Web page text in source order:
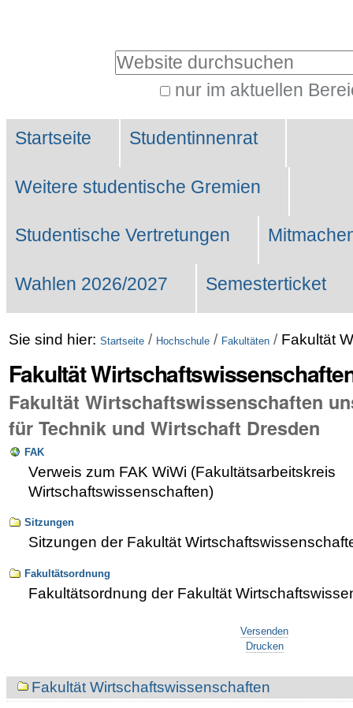
Website durchsuchen
nur im aktuellen
Suche…
Sektionen
Startseite Studentinnenrat
Weitere studentische Gremien
Studentische Vertretungen
Wahlen 2026/2027 Semesterticket
Sie sind hier: Startseite / Hochschule / Fakultäten / Fakultät
Fakultät
Fakultät Wirtschaftswissenschaften
für Technik und Wirtschaft Dresden
FAK
Verweis zum FAK WiWi (Fakultätsarbeitskreis
Wirtschaftswissenschaften)
Sitzungen
Sitzungen der Fakultät
Fakultätsordnung
Fakultätsordnung der Fakultät
Versenden
Drucken
NavigationFakultät Wirtschaftswissenschaften